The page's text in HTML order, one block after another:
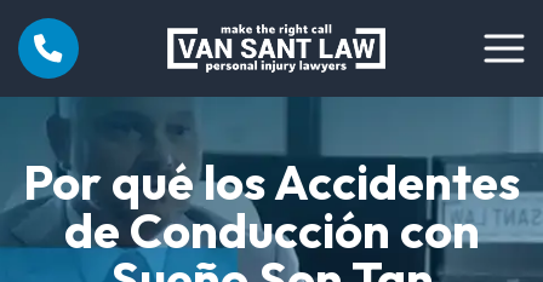
Por qué los Accidentes
de Conducción con